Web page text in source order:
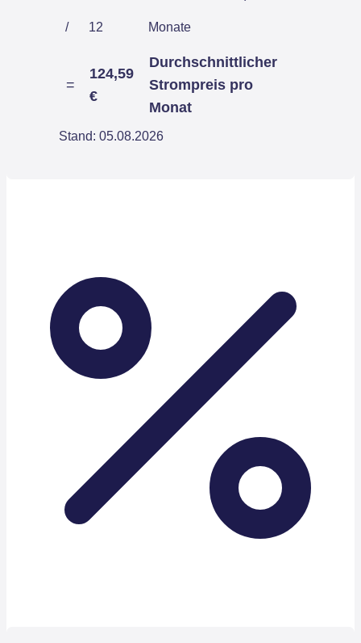
/ 12 Monate
=
124,59
€
Durchschnittlicher
Strompreis pro
Monat
Stand: 05.08.2026